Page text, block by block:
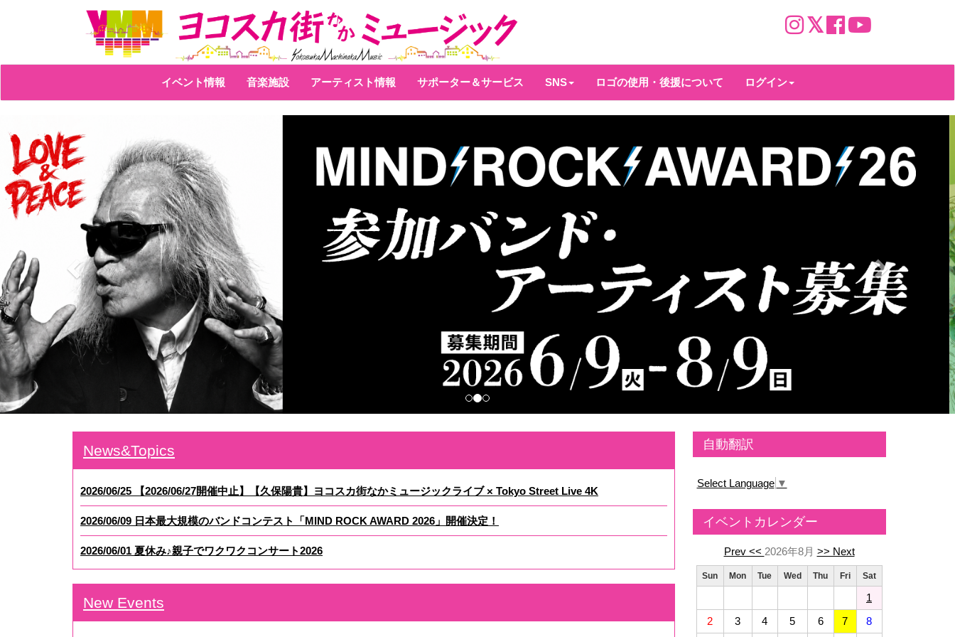
イベント情報 音楽施設 アーティスト情報 サポーター＆サービス SNS ロゴの使用・後援について ログイン
News&Topics
2026/06/25 【2026/06/27開催中止】【久保陽貴】ヨコスカ街なかミュージックライブ × Tokyo Street Live 4K
2026/06/09 日本最大規模のバンドコンテスト「MIND ROCK AWARD 2026」開催決定！
2026/06/01 夏休み♪親子でワクワクコンサート2026
New Events
自動翻訳
Select Language ▼
イベントカレンダー
Prev << 2026年8月 >> Next
Sun Mon Tue Wed Thu Fri Sat
1
2
3 4 5 6 7 8